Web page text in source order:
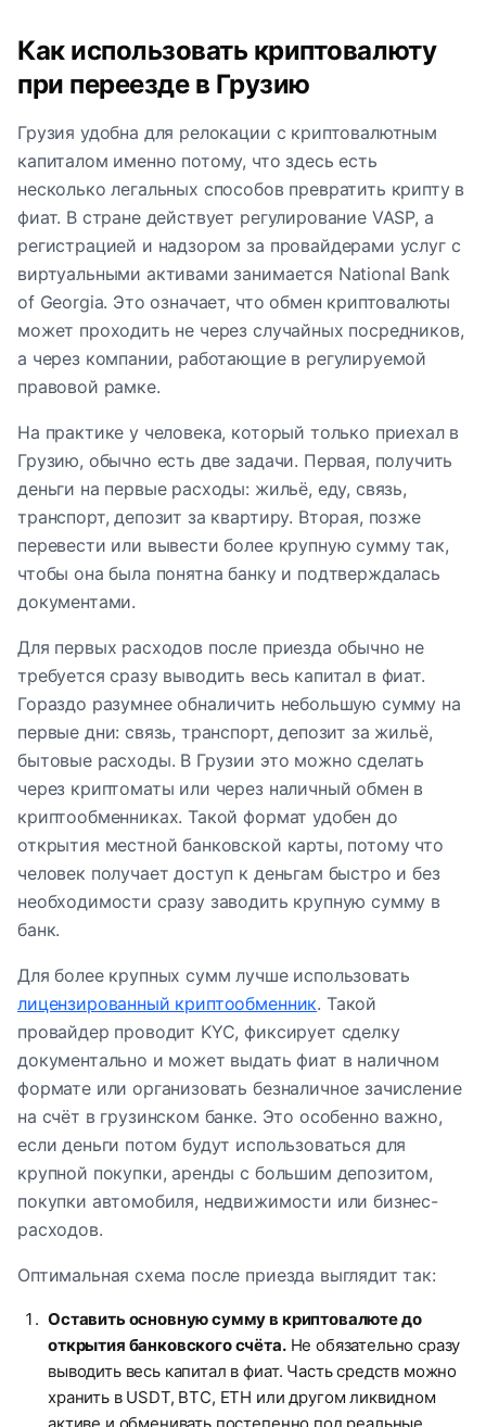
Как использовать криптовалюту
при переезде в Грузию
Грузия удобна для релокации с криптовалютным
капиталом именно потому, что здесь есть
несколько легальных способов превратить крипту в
фиат. В стране действует регулирование VASP, а
регистрацией и надзором за провайдерами услуг с
виртуальными активами занимается National Bank
of Georgia. Это означает, что обмен криптовалюты
может проходить не через случайных посредников,
а через компании, работающие в регулируемой
правовой рамке.
На практике у человека, который только приехал в
Грузию, обычно есть две задачи. Первая, получить
деньги на первые расходы: жильё, еду, связь,
транспорт, депозит за квартиру. Вторая, позже
перевести или вывести более крупную сумму так,
чтобы она была понятна банку и подтверждалась
документами.
Для первых расходов после приезда обычно не
требуется сразу выводить весь капитал в фиат.
Гораздо разумнее обналичить небольшую сумму на
первые дни: связь, транспорт, депозит за жильё,
бытовые расходы. В Грузии это можно сделать
через криптоматы или через наличный обмен в
криптообменниках. Такой формат удобен до
открытия местной банковской карты, потому что
человек получает доступ к деньгам быстро и без
необходимости сразу заводить крупную сумму в
банк.
Для более крупных сумм лучше использовать
лицензированный криптообменник. Такой
провайдер проводит KYC, фиксирует сделку
документально и может выдать фиат в наличном
формате или организовать безналичное зачисление
на счёт в грузинском банке. Это особенно важно,
если деньги потом будут использоваться для
крупной покупки, аренды с большим депозитом,
покупки автомобиля, недвижимости или бизнес-
расходов.
Оптимальная схема после приезда выглядит так:
Оставить основную сумму в криптовалюте до
открытия банковского счёта.Не обязательно сразу
выводить весь капитал в фиат. Часть средств можно
хранить в USDT, BTC, ETH или другом ликвидном
активе и обменивать постепенно под реальные